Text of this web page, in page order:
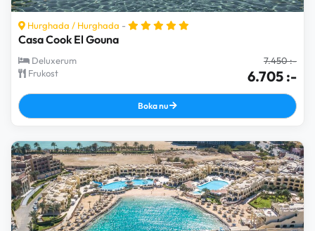
Hurghada / Hurghada -
Casa Cook El Gouna
Deluxerum
Frukost
7.450 :-
6.705 :-
Boka nu